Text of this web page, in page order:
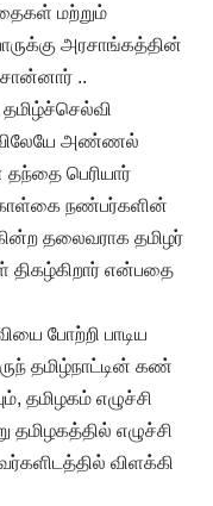
மற்றும்
அரசாங்கத்தின்
..
அண்ணல்
பெரியார்
நண்பர்களின்
தலைவராக தமிழர்
திகழ்கிறார் என்பதை
போற்றி பாடிய
தமிழ்நாட்டின் கண்
தமிழகம் எழுச்சி
தமிழகத்தில் எழுச்சி
விளக்கி